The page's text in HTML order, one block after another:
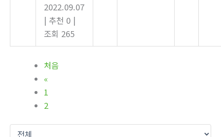
2022.09.07
| 추천 0 |
조회 265
처음
«
1
2